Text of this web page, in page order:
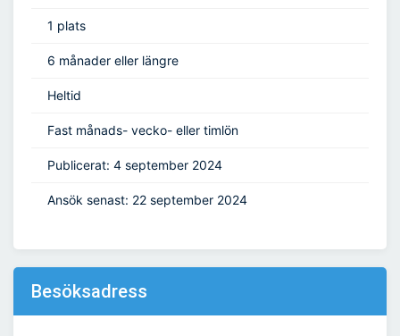
1 plats
6 månader eller längre
Heltid
Fast månads- vecko- eller timlön
Publicerat: 4 september 2024
Ansök senast: 22 september 2024
Besöksadress